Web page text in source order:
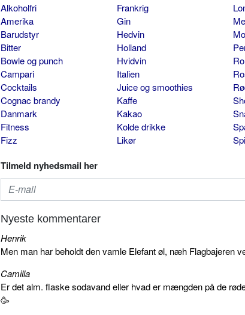
Alkoholfri
Amerika
Barudstyr
Bitter
Bowle og punch
Campari
Cocktails
Cognac brandy
Danmark
Fitness
Fizz
Frankrig
Gin
Hedvin
Holland
Hvidvin
Italien
Juice og smoothies
Kaffe
Kakao
Kolde drikke
Likør
Tilmeld nyhedsmail her
Nyeste kommentarer
Henrik
Men man har beholdt den vamle Elefant øl, næh Flagbajeren
Camilla
Er det alm. flaske sodavand eller hvad er mængden på de
🥳